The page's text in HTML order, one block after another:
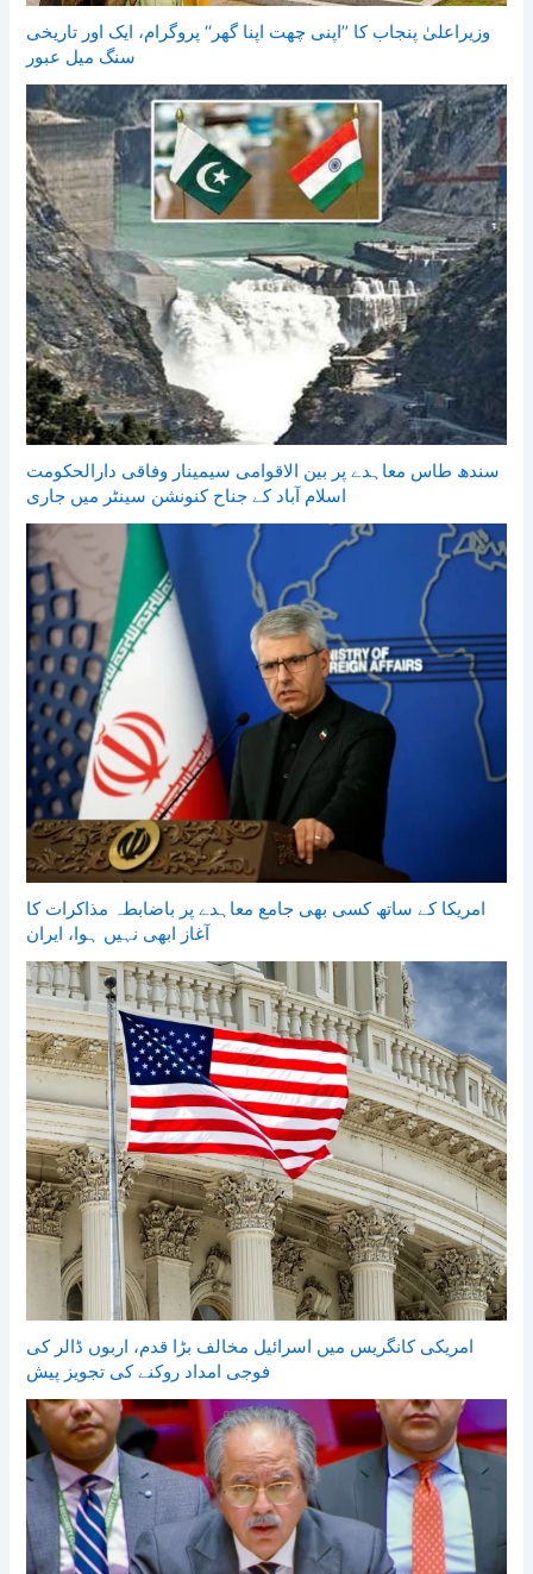
وزیراعلیٰ پنجاب کا ’’اپنی چھت اپنا گھر‘‘ پروگرام، ایک اور تاریخی
سنگ میل عبور
سندھ طاس معاہدے پر بین الاقوامی سیمینار وفاقی دارالحکومت
اسلام آباد کے جناح کنونشن سینٹر میں جاری
امریکا کے ساتھ کسی بھی جامع معاہدے پر باضابطہ مذاکرات کا
آغاز ابھی نہیں ہوا، ایران
امریکی کانگریس میں اسرائیل مخالف بڑا قدم، اربوں ڈالر کی
فوجی امداد روکنے کی تجویز پیش